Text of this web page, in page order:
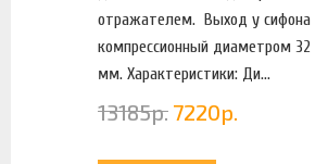
отражателем. Выход у сифона
компрессионный диаметром 32
мм. Характеристики: Ди...
13185р. 7220р.